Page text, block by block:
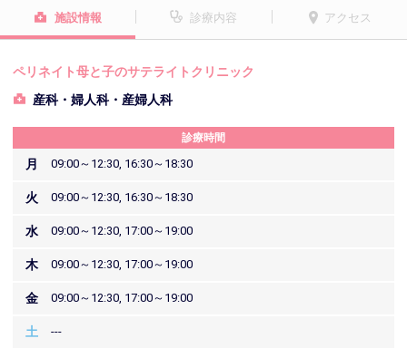
施設情報 診療内容 アクセス
ペリネイト母と子のサテライトクリニック
産科・婦人科・産婦人科
診療時間
月 09:00～12:30, 16:30～18:30
火 09:00～12:30, 16:30～18:30
水 09:00～12:30, 17:00～19:00
木 09:00～12:30, 17:00～19:00
金 09:00～12:30, 17:00～19:00
土 ---